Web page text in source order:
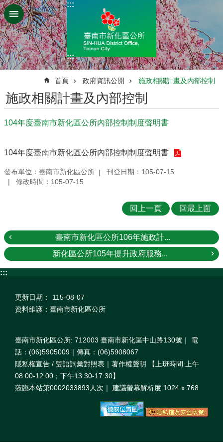
跳到主要內容區塊
:::
:::
首頁 政府資訊公開 施政相關計畫及內部控制
施政相關計畫及內部控制
104年度臺南市新化區公所內部控制制度聲明書
104年度臺南市新化區公所內部控制制度聲明書
發布單位：臺南市新化區公所
刊登日期：105-07-15
修改時間：105-07-15
回上一頁 回最上面
臺南市新化區公所106年施政計...
新化區公所105年提升政府服務...
:::
更新日期：
115-08-07
資料維護：臺南市新化區公所
臺南市新化區公所: 712003 臺南市新化區中山路130號｜ 電
話：(06)5905009｜傳真：(06)5908067
隱私權宣告 / 雙語詞彙對照表｜著作權聲明 【上班時間:上午
08:00‐12:00；下午13:30‐17:30】
蒞臨本站第0002033893人次｜ 建議螢幕解析度 1024 x 768